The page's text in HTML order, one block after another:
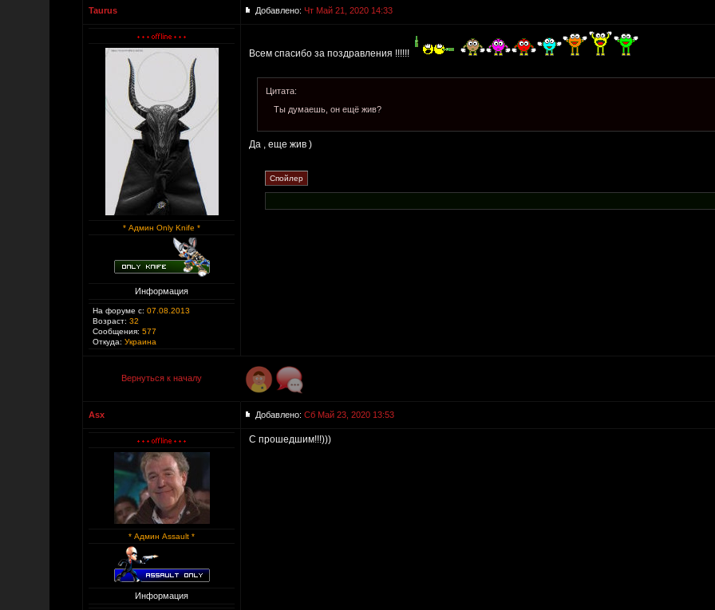
Taurus Добавлено: Чт Май 21, 2020 14:33
* Админ Only Knife *
Информация
На форуме с: 07.08.2013
Возраст: 32
Сообщения: 577
Откуда: Украина
Всем спасибо за поздравления !!!!!!
Цитата:
Ты думаешь, он ещё жив?
Да , еще жив )
Вернуться к началу
Asx Добавлено: Сб Май 23, 2020 13:53
* Админ Assault *
Информация
С прошедшим!!!)))